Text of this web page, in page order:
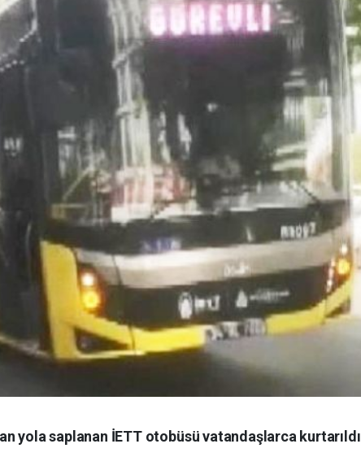
yola saplanan İETT otobüsü vatandaşlarca kurtarıldı